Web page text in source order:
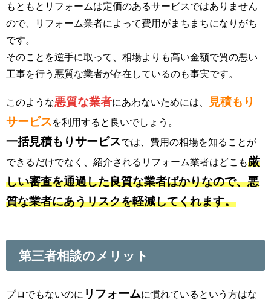
もともとリフォームは定価のあるサービスではありません
ので、リフォーム業者によって費用がまちまちになりがち
です。
そのことを逆手に取って、相場よりも高い金額で質の悪い
工事を行う悪質な業者が存在しているのも事実です。
このような悪質な業者にあわないためには、
見積もり
サービス を利用すると良いでしょう。
一括見積もりサービスでは、費用の相場を知ることが
できるだけでなく、紹介されるリフォーム業者はどこも厳
しい審査を通過した良質な業者ばかりなので、悪
質な業者にあうリスクを軽減してくれます。
第三者相談のメリット
プロでもないのに リフォームに慣れているという方はな